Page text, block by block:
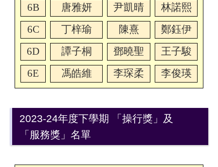
6B
唐雅妍 尹凱晴
林諾熙
6C
丁梓瑜 陳熹
鄭鈺伊
6D
譚子桐 鄧曉聖
王子駿
6E
馮皓維 李琛柔 李俊瑛
2023-24年度下學期 「操行獎」及
「服務獎」名單